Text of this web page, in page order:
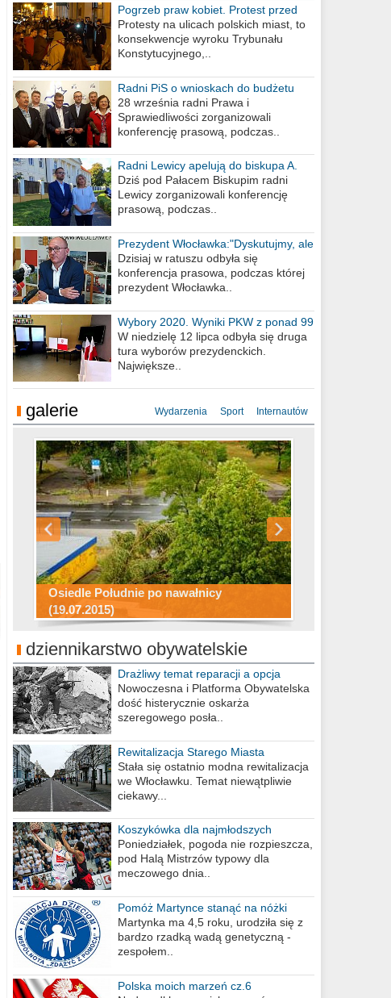
Pogrzeb praw kobiet. Protest przed
biurem poselskim PiS
Protesty na ulicach polskich miast, to
konsekwencje wyroku Trybunału
Konstytucyjnego,..
Radni PiS o wnioskach do budżetu
miasta na 2021 rok
28 września radni Prawa i
Sprawiedliwości zorganizowali
konferencję prasową, podczas..
Radni Lewicy apelują do biskupa A.
Wiesława Meringa
Dziś pod Pałacem Biskupim radni
Lewicy zorganizowali konferencję
prasową, podczas..
Prezydent Włocławka:"Dyskutujmy, ale
nie obrażajmy się”
Dzisiaj w ratuszu odbyła się
konferencja prasowa, podczas której
prezydent Włocławka..
Wybory 2020. Wyniki PKW z ponad 99
procent obwodów
W niedzielę 12 lipca odbyła się druga
tura wyborów prezydenckich.
Największe..
galerie Wydarzenia Sport Internautów
Osiedle Południe po nawałnicy
(19.07.2015)
Wizytówka Włocławka
polowanie wigilijne 2014
Miasto kładzie się do snu .
Konkurs fotograficzny "Co to za
miejsca"
Ścieżka rowerowa w naszym mieście
dziennikarstwo obywatelskie
Drażliwy temat reparacji a opcja
berlińska
Nowoczesna i Platforma Obywatelska
dość histerycznie oskarża
szeregowego posła..
Rewitalizacja Starego Miasta
Stała się ostatnio modna rewitalizacja
we Włocławku. Temat niewątpliwie
ciekawy...
Koszykówka dla najmłodszych
Poniedziałek, pogoda nie rozpieszcza,
pod Halą Mistrzów typowy dla
meczowego dnia..
Pomóż Martynce stanąć na nóżki
Martynka ma 4,5 roku, urodziła się z
bardzo rzadką wadą genetyczną -
zespołem..
Polska moich marzeń cz.6